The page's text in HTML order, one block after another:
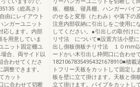
（総高さ）
由にレイアウト
ンガーユニット
応します。内部
用意していま
ニット固定棚ユ
合、両サイド以
合わせてくださ
整できます。
カット
に合わせて切断
板、棚板、寝具棚、ハンガーパイ
のせると変形（たわみ）や落下の
注意内部収納に引出しをご使用に
してください。●引出しの取付け
リ寸法 について■設置方法小壁に
出し側板側板チリ寸法 １０mm
ードかい木引出し枠間口に合わせ
18210678354954321678910■積載
トフリー天板をカットして固定し
板を壁に立て掛けます。天板と側
立て掛けます。パイプをカットし